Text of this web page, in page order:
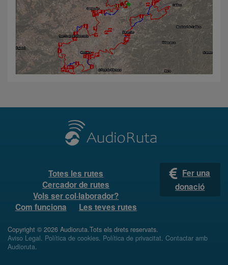
Totes les rutes
Cercador de rutes
Vols ser col·laborador?
Com funciona
Les teves rutes
Fer una
donació
Copyright © 2026 Audioruta.Tots els drets reservats.
Aviso Legal. Política de cookies. Política de privacitat. Contactar amb
Audioruta.